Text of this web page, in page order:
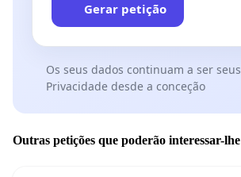
Gerar petição
Os seus dados continuam a ser seus
Privacidade desde a conceção
Outras petições que poderão interessar-lhe